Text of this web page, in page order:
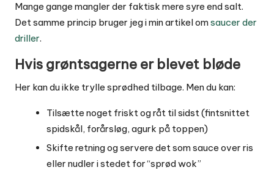
Mange gange mangler der faktisk mere syre end salt.
Det samme princip bruger jeg i min artikel omsaucer der
driller.
Hvis grøntsagerne er blevet bløde
Her kan du ikke trylle sprødhed tilbage. Men du kan:
Tilsætte noget friskt og råt til sidst (fintsnittet
spidskål, forårsløg, agurk på toppen)
Skifte retning og servere det som sauce over ris
eller nudler i stedet for “sprød wok”